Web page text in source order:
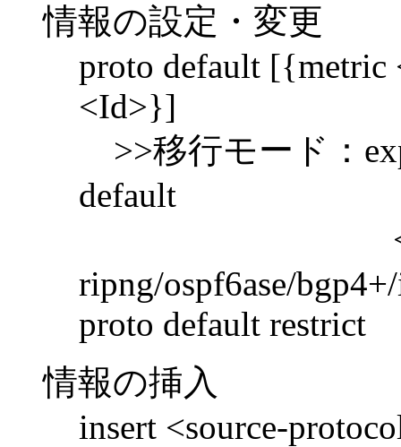
情報の設定・変更
proto default [{metric
<Id>}]
>>移行モード：
default
ripng/ospf6ase/
proto default restrict
情報の挿入
insert <source-